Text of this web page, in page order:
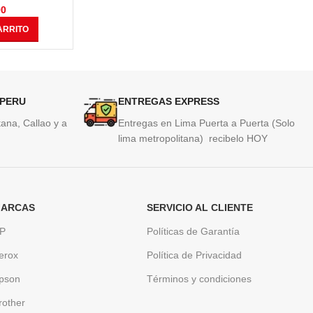
Callao y a
ENTREGAS EXPRESS
Entregas en Lima Puerta a Puerta (Solo
lima metropolitana) recibelo HOY
SERVICIO AL CLIENTE
Políticas de Garantía
Política de Privacidad
Términos y condiciones